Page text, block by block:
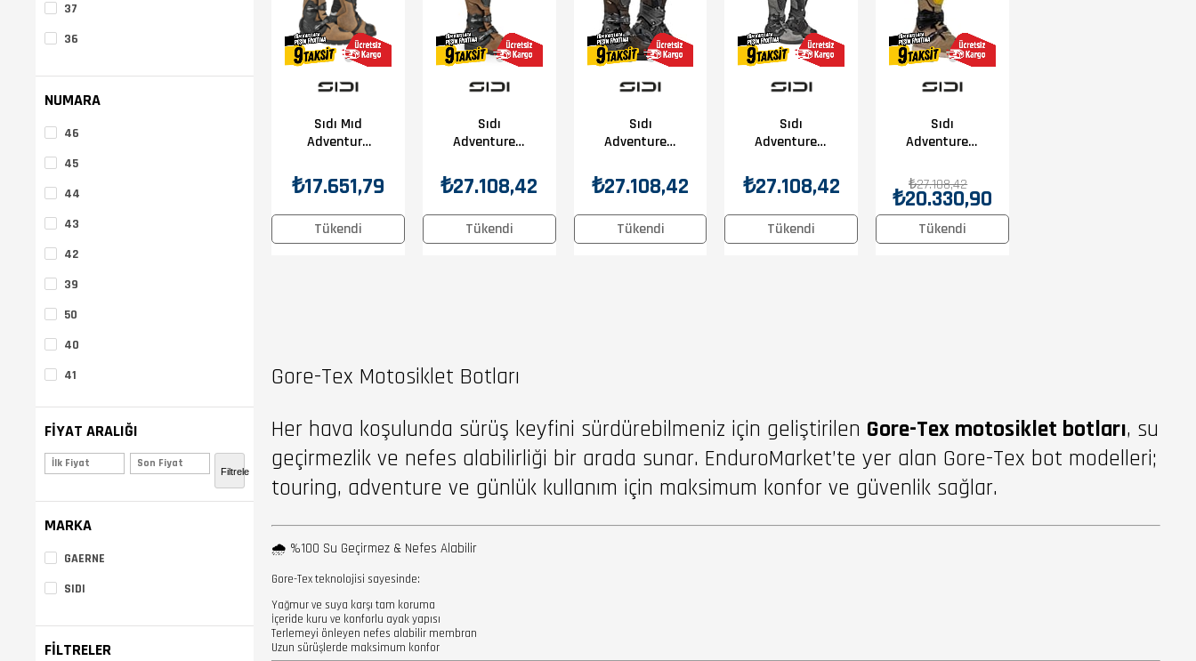
37
36
NUMARA
46
45
44
43
42
39
50
40
41
47
48
49
FIYAT ARALIĞI
Filtrele ₺15.402,00 - ₺35.387,00(11)
MARKA
GAERNE
SIDI
FILTRELER
Tükendi
Sıdı Mıd
Adventure
Tabacco
₺17.651,79
Tükendi
Sıdı
Adventure 2
Tabacco
₺27.108,42
Tükendi
Sıdı
Adventure 2
Kahverengi
₺27.108,42
Tükendi
Sıdı
Adventure 2
₺27.108,42
Tükendi
Sıdı
Adventure 2
Sand Ochre
₺20.330,90
₺27.108,42
Gore-Tex Motosiklet Botları
Her hava koşulunda sürüş keyfini sürdürebilmeniz için geliştirilen Gore-Tex motosiklet botları, su
geçirmezlik ve nefes alabilirliği bir arada sunar. EnduroMarket’te yer alan Gore-Tex bot modelleri;
touring, adventure ve günlük kullanım için maksimum konfor ve güvenlik sağlar.
🌧️ %100 Su Geçirmez & Nefes Alabilir
Gore-Tex teknolojisi sayesinde:
Yağmur ve suya karşı tam koruma
İçeride kuru ve konforlu ayak yapısı
Terlemeyi önleyen nefes alabilir membran
Uzun sürüşlerde maksimum konfor